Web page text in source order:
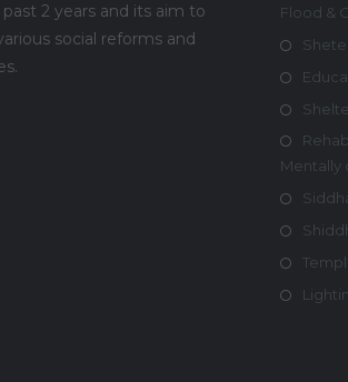
2 years and its aim to
social reforms and
Flood &
Mentally